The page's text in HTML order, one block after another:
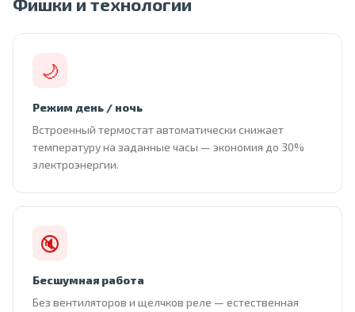
Фишки и технологии
🌙
Режим день / ночь
Встроенный термостат автоматически снижает
температуру на заданные часы — экономия до 30%
электроэнергии.
🔇
Бесшумная работа
Без вентиляторов и щелчков реле — естественная